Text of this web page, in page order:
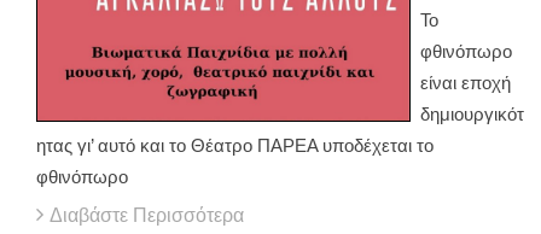
Το
φθινόπωρο
είναι εποχή
δημιουργικότ
ητας γι’ αυτό και το Θέατρο ΠΑΡΕΑ υποδέχεται το
φθινόπωρο
Διαβάστε Περισσότερα